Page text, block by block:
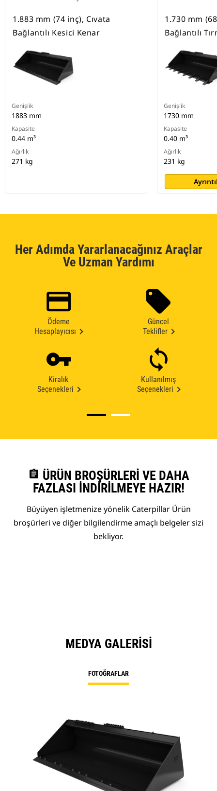
1.883 mm (74 inç), Cıvata
Bağlantılı Kesici Kenar
Genişlik
1883 mm
Kapasite
0.44 m³
Ağırlık
271 kg
1.730 mm
Bağlantılı
Genişlik
1730 mm
Kapasite
0.40 m³
Ağırlık
231 kg
Her Adımda Yararlanacağınız Araçlar
Ve Uzman Yardımı
Ödeme
Hesaplayıcısı
Güncel
Teklifler
Kiralık
Seçenekleri
Kullanılmış
Seçenekleri
assignment ÜRÜN BROŞÜRLERI VE DAHA
FAZLASI İNDIRILMEYE HAZIR!
Büyüyen işletmenize yönelik Caterpillar Ürün
broşürleri ve diğer bilgilendirme amaçlı belgeler sizi
bekliyor.
MEDYA GALERISI
FOTOĞRAFLAR